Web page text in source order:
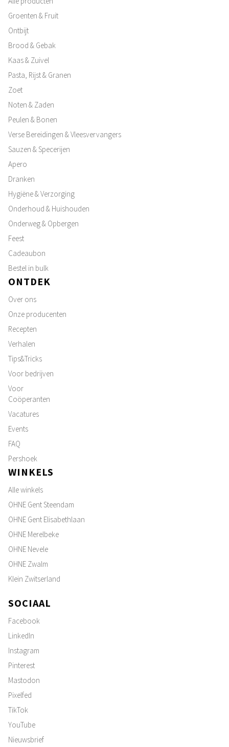
Groenten & Fruit
Ontbijt
Brood & Gebak
Kaas & Zuivel
Pasta, Rijst & Granen
Zoet
Noten & Zaden
Peulen & Bonen
Verse Bereidingen & Vleesvervangers
Sauzen & Specerijen
Apero
Dranken
Hygiëne & Verzorging
Onderhoud & Huishouden
Onderweg & Opbergen
Feest
Cadeaubon
Bestel in bulk
ONTDEK
Over ons
Onze producenten
Recepten
Verhalen
Tips&Tricks
Voor bedrijven
Voor
Coöperanten
Vacatures
Events
FAQ
Pershoek
WINKELS
Alle winkels
OHNE Gent Steendam
OHNE Gent Elisabethlaan
OHNE Merelbeke
OHNE Nevele
OHNE Zwalm
Klein Zwitserland
SOCIAAL
Facebook
LinkedIn
Instagram
Pinterest
Mastodon
Pixelfed
TikTok
YouTube
Nieuwsbrief